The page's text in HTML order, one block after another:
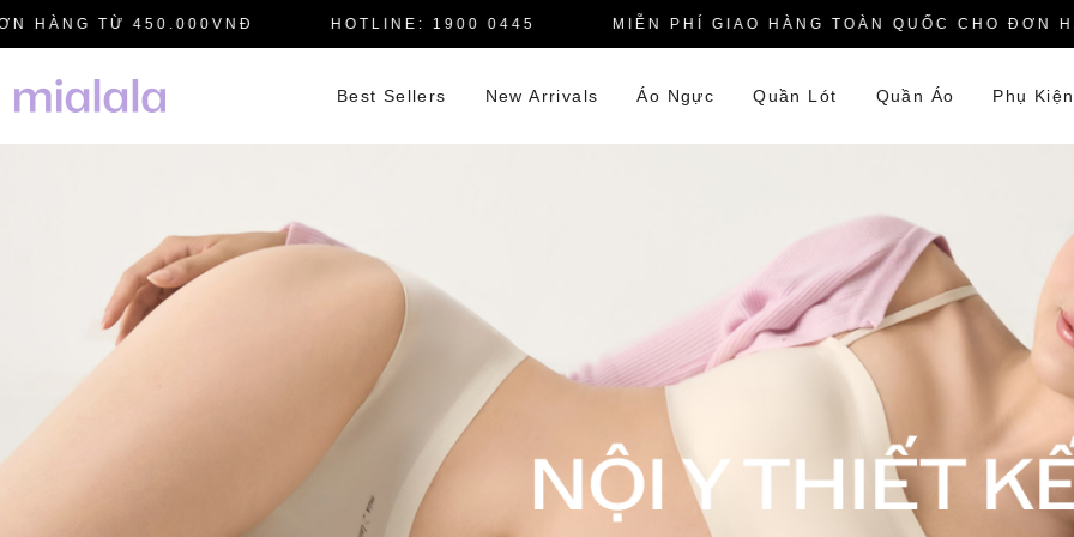
TỪ 450.000VNĐ HOTLINE: 1900 0445 MIỄN PHÍ GIAO HÀNG TOÀN QUỐC CHO ĐƠN
Best Sellers New Arrivals Áo Ngực Quần Lót Quần Áo Phụ Kiện